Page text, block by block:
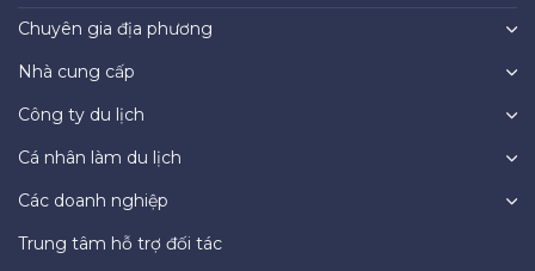
Chuyên gia địa phương
Nhà cung cấp
Công ty du lịch
Cá nhân làm du lịch
Các doanh nghiệp
Trung tâm hỗ trợ đối tác